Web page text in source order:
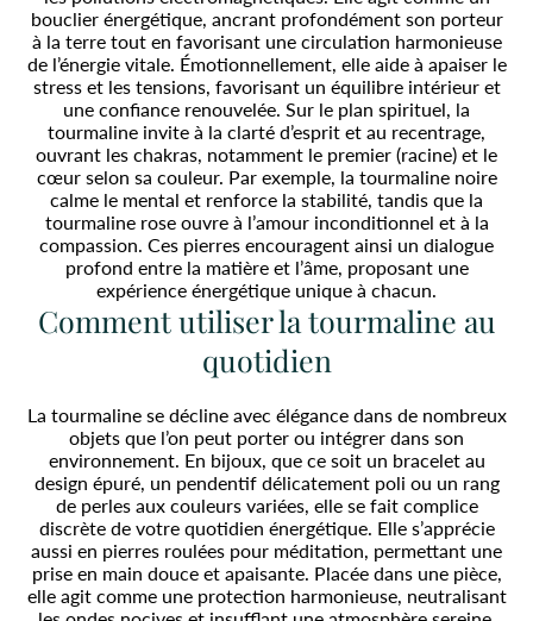
bouclier énergétique, ancrant profondément son porteur
à la terre tout en favorisant une circulation harmonieuse
de l’énergie vitale. Émotionnellement, elle aide à apaiser le
stress et les tensions, favorisant un équilibre intérieur et
une confiance renouvelée. Sur le plan spirituel, la
tourmaline invite à la clarté d’esprit et au recentrage,
ouvrant les chakras, notamment le premier (racine) et le
cœur selon sa couleur. Par exemple, la tourmaline noire
calme le mental et renforce la stabilité, tandis que la
tourmaline rose ouvre à l’amour inconditionnel et à la
compassion. Ces pierres encouragent ainsi un dialogue
profond entre la matière et l’âme, proposant une
expérience énergétique unique à chacun.
Comment utiliser la tourmaline au
quotidien
La tourmaline se décline avec élégance dans de nombreux
objets que l’on peut porter ou intégrer dans son
environnement. En bijoux, que ce soit un bracelet au
design épuré, un pendentif délicatement poli ou un rang
de perles aux couleurs variées, elle se fait complice
discrète de votre quotidien énergétique. Elle s’apprécie
aussi en pierres roulées pour méditation, permettant une
prise en main douce et apaisante. Placée dans une pièce,
elle agit comme une protection harmonieuse, neutralisant